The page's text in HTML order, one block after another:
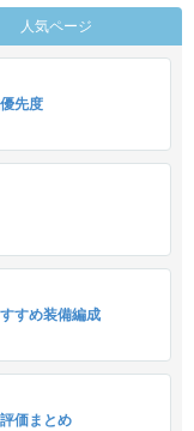
人気ページ
先度
すめ装備編成
価まとめ